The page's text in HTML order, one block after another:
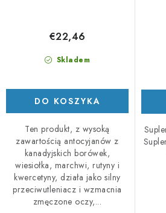
Skladem
€22,46
DO KOSZYKA
Ten produkt, z wysoką
zawartością antocyjanów z
kanadyjskich borówek,
wiesiołka, marchwi, rutyny i
kwercetyny, działa jako silny
przeciwutleniacz i wzmacnia
zmęczone oczy,...